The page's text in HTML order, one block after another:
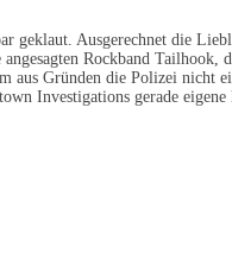
geklaut. Ausgerechnet die
Rockband Tailhook,
aus Gründen die Polizei nicht
Investigations gerade